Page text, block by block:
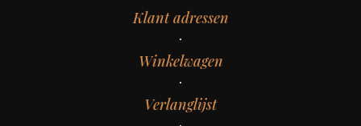
Klant adressen
Winkelwagen
Verlanglijst